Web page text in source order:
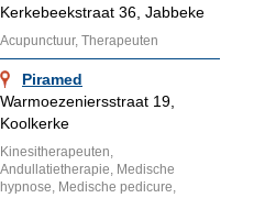
Kerkebeekstraat 36, Jabbeke
Acupunctuur, Therapeuten
Piramed
Warmoezeniersstraat 19,
Koolkerke
Kinesitherapeuten,
Andullatietherapie, Medische
hypnose, Medische pedicure,